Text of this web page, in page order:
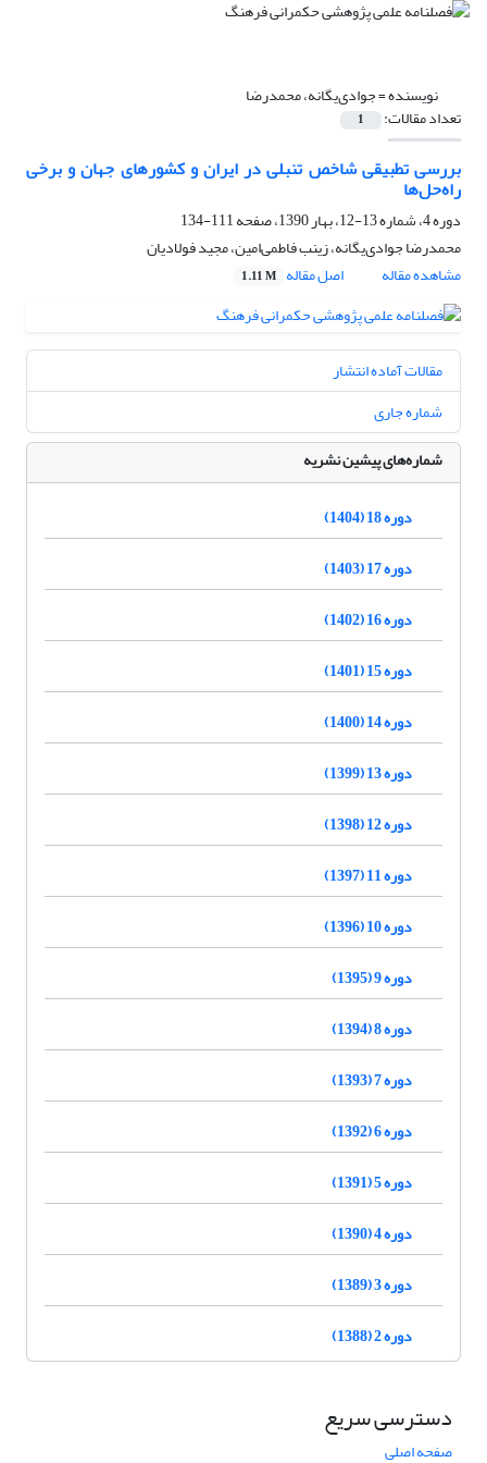
نویسنده =جوادی‌یگانه، محمدرضا
تعداد مقالات: 1
بررسی تطبیقی شاخص تنبلی در ایران و کشورهای جهان و برخی
راه‌حل‌ها
دوره 4، شماره 13-12، بهار 1390، صفحه
111-134
محمدرضا جوادی‌یگانه، زینب فاطمی‌امین، مجید فولادیان
مشاهده مقاله
اصل مقاله 1.11 M
مقالات آماده انتشار
شماره جاری
شماره‌های پیشین نشریه
دوره 18 (1404)
دوره 17 (1403)
دوره 16 (1402)
دوره 15 (1401)
دوره 14 (1400)
دوره 13 (1399)
دوره 12 (1398)
دوره 11 (1397)
دوره 10 (1396)
دوره 9 (1395)
دوره 8 (1394)
دوره 7 (1393)
دوره 6 (1392)
دوره 5 (1391)
دوره 4 (1390)
دوره 3 (1389)
دوره 2 (1388)
دسترسی سریع
صفحه اصلی